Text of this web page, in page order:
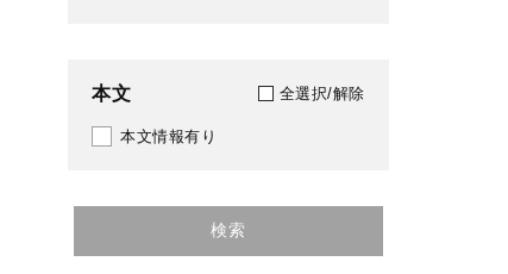
本文 全選択/解除
本文情報有り
検索